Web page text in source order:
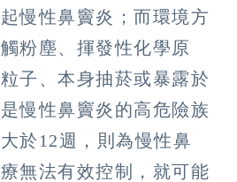
慢性鼻竇炎；而環境方
粉塵、揮發性化學原
子、本身抽菸或暴露於
慢性鼻竇炎的高危險族
於12週，則為慢性鼻
無法有效控制，就可能